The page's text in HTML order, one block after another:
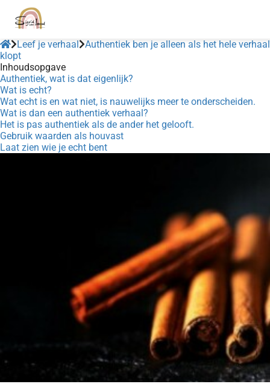
Leef je verhaal Authentiek ben je alleen als het hele verhaal
klopt
Inhoudsopgave
Authentiek, wat is dat eigenlijk?
Wat is echt?
Wat echt is en wat niet, is nauwelijks meer te onderscheiden.
Wat is dan een authentiek verhaal?
Het is pas authentiek als de ander het gelooft.
Gebruik waarden als houvast
Laat zien wie je echt bent